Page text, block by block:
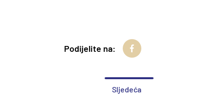
Podijelite na:
Sljedeća